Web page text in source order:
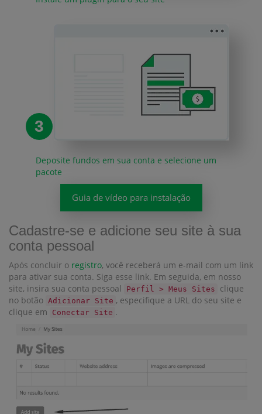
3
Deposite fundos em sua conta e selecione um
pacote
Guia de vídeo para instalação
Cadastre-se e adicione seu site à sua
conta pessoal
Após concluir o registro, você receberá um e-mail com um link
para ativar sua conta. Siga esse link. Em seguida, em nosso
site, insira sua conta pessoal
Perfil > Meus Sites
clique
no botão Adicionar Site , especifique a URL do seu site e
clique em
Conectar Site .